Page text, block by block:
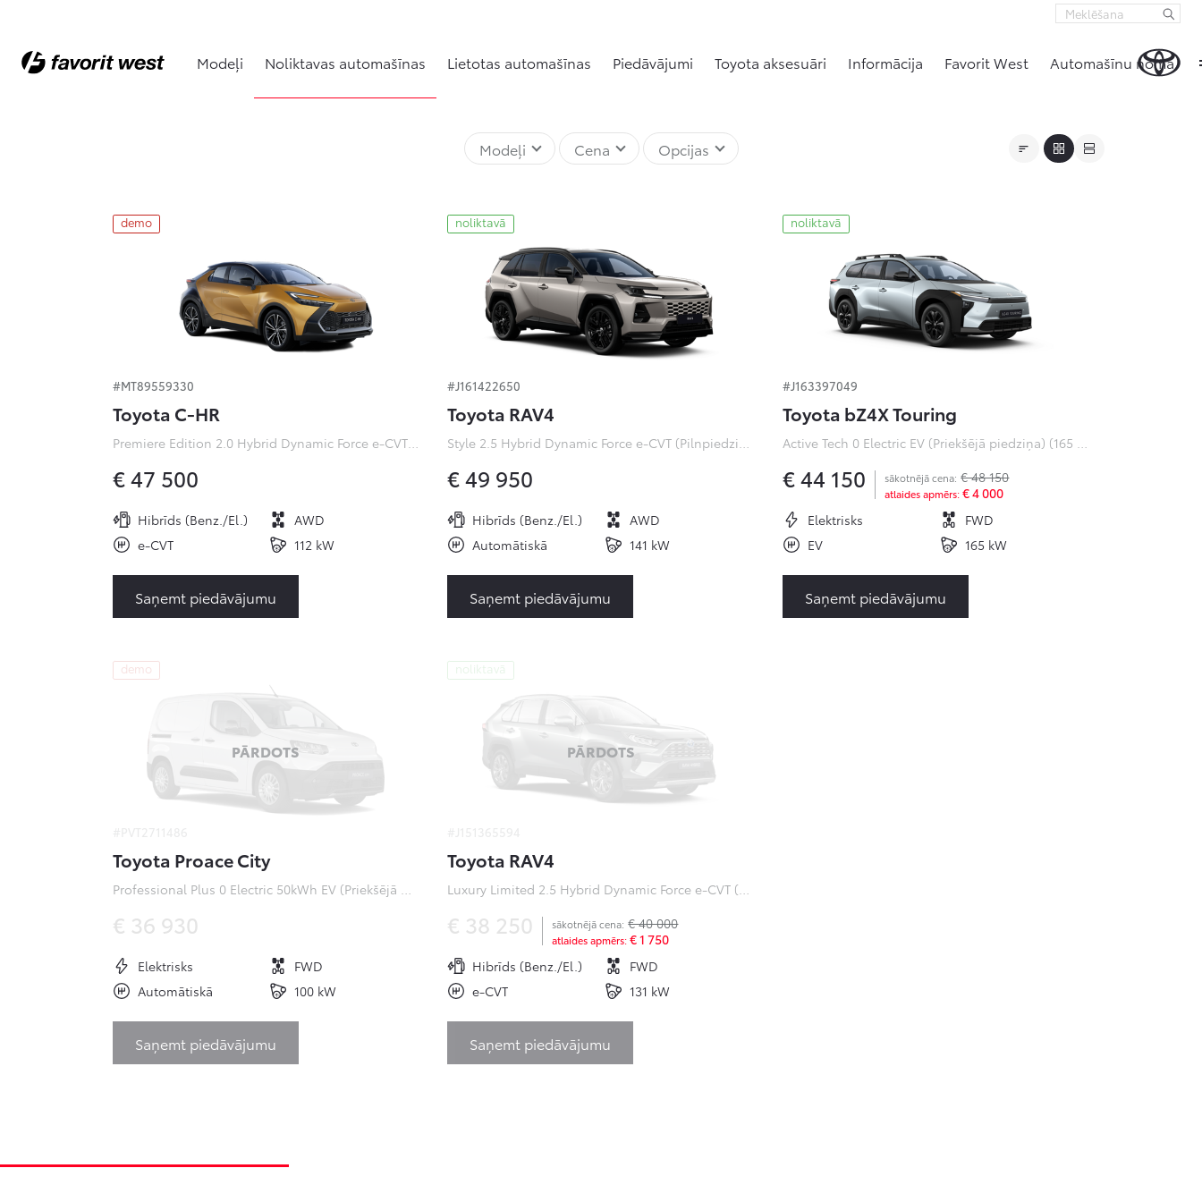
Modeļi Noliktavas automašīnas Lietotas automašīnas Piedāvājumi Toyota aksesuāri Informācija Favorit West Automašīnu noma
Modeļi Cena Opcijas
demo
#MT89559330
Toyota C-HR
Premiere Edition 2.0 Hybrid Dynamic Force e-CVT (Pilnpiedziņa) (112 kW)
€ 47 500
Hibrīds (Benz./El.)
AWD
e-CVT
112 kW
Saņemt piedāvājumu
noliktavā
#J161422650
Toyota RAV4
Style 2.5 Hybrid Dynamic Force e-CVT (Pilnpiedziņa) ( kW)
€ 49 950
Hibrīds (Benz./El.)
AWD
Automātiskā
141 kW
Saņemt piedāvājumu
noliktavā
#J163397049
Toyota bZ4X Touring
Active Tech 0 Electric EV (Priekšējā piedziņa) (165 kW)
€ 44 150 sākotnējā cena: € 48 150
atlaides apmērs: € 4 000
Elektrisks
FWD
EV
165 kW
Saņemt piedāvājumu
demo
PĀRDOTS
Toyota Proace City
Professional Plus 0 Electric 50kWh EV (Priekšējā piedziņa) (100 kW)
€ 36 930
Elektrisks
FWD
Automātiskā
100 kW
Saņemt piedāvājumu
noliktavā
PĀRDOTS
Toyota RAV4
Luxury Limited 2.5 Hybrid Dynamic Force e-CVT (Priekšējā piedziņa) (131 kW)
€ 38 250 sākotnējā cena: € 40 000
atlaides apmērs: € 1 750
Hibrīds (Benz./El.)
FWD
e-CVT
131 kW
Saņemt piedāvājumu